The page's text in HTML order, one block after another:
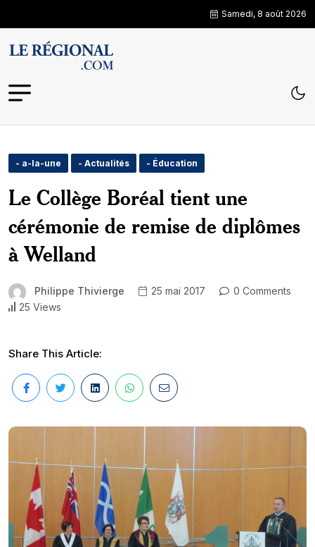
Samedi, 8 août 2026
- a-la-une - Actualités - Éducation
Le Collège Boréal tient une
cérémonie de remise de diplômes
à Welland
Philippe Thivierge 25 mai 2017
0 Comments
25 Views
Share This Article: